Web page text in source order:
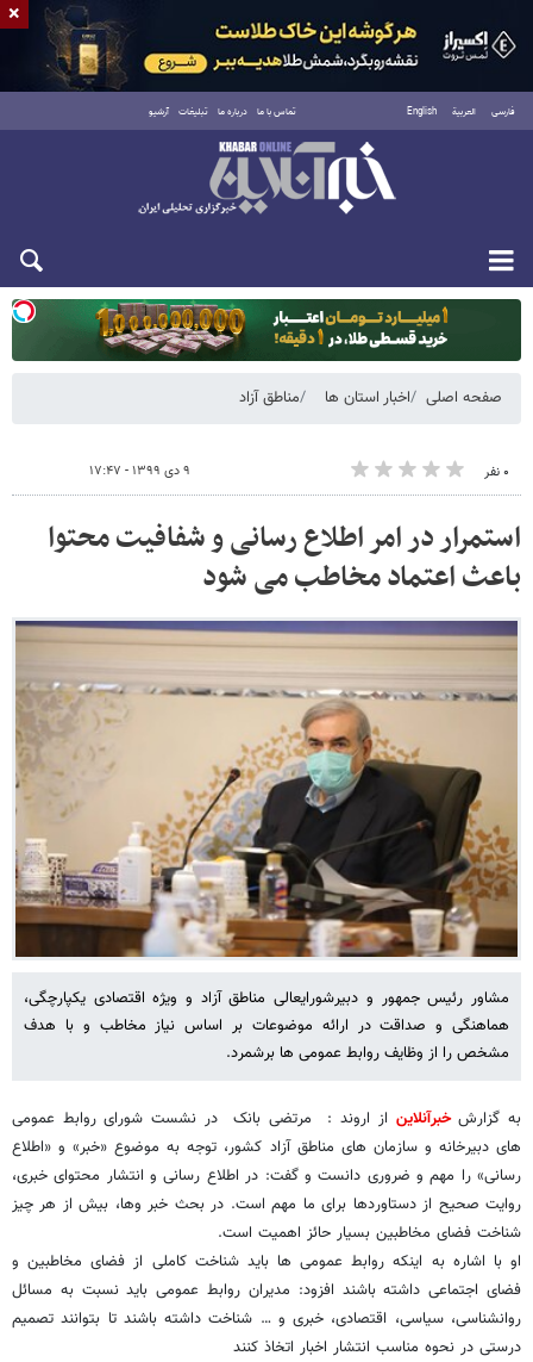
فارسی العربية English تماس با ما درباره ما تبلیغات آرشیو
دوشنبه ۱۹ مرداد ۱۴۰۵
صفحه اصلی اخبار استان ها مناطق آزاد
۰ نفر ۹ دی ۱۳۹۹ - ۱۷:۴۷
استمرار در امر اطلاع رسانی و شفافیت محتوا
باعث اعتماد مخاطب می شود
مشاور رئیس جمهور و دبیرشورایعالی مناطق آزاد و ویژه اقتصادی یکپارچگی،
هماهنگی و صداقت در ارائه موضوعات بر اساس نیاز مخاطب و با هدف
مشخص را از وظایف روابط عمومی ها برشمرد.
به گزارشخبرآنلاین از اروند : مرتضی بانک در نشست شورای روابط عمومی
های دبیرخانه و سازمان های مناطق آزاد کشور، توجه به موضوع «خبر» و «اطلاع
رسانی» را مهم و ضروری دانست و گفت: در اطلاع رسانی و انتشار محتوای خبری،
روایت صحیح از دستاوردها برای ما مهم است. در بحث خبر وها، بیش از هر چیز
شناخت فضای مخاطبین بسیار حائز اهمیت است.
او با اشاره به اینکه روابط عمومی ها باید شناخت کاملی از فضای مخاطبین و
فضای اجتماعی داشته باشند افزود: مدیران روابط عمومی باید نسبت به مسائل
روانشناسی، سیاسی، اقتصادی، خبری و … شناخت داشته باشند تا بتوانند تصمیم
درستی در نحوه مناسب انتشار اخبار اتخاذ کنند
×